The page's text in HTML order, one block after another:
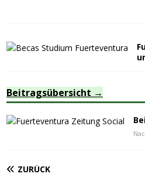
Beitragsübersicht
ZURÜCK